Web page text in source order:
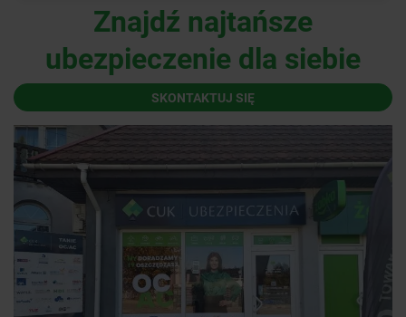
Znajdź najtańsze
ubezpieczenie dla siebie
SKONTAKTUJ SIĘ